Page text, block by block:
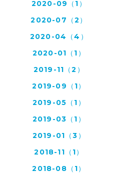
2020-09（1）
2020-07（2）
2020-04（4）
2020-01（1）
2019-11（2）
2019-09（1）
2019-05（1）
2019-03（1）
2019-01（3）
2018-11（1）
2018-08（1）